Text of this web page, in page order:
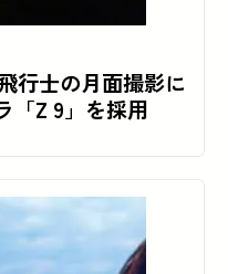
行士の月面撮影に
「Z 9」を採用